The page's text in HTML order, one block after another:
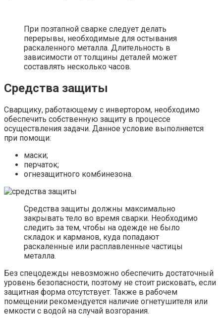
При поэтапной сварке следует делать
перерывы, необходимые для остывания
раскаленного металла. Длительность в
зависимости от толщины деталей может
составлять несколько часов.
Средства защиты
Сварщику, работающему с инвертором, необходимо
обеспечить собственную защиту в процессе
осуществления задачи. Данное условие выполняется
при помощи:
маски;
перчаток;
огнезащитного комбинезона.
Средства защиты должны максимально
закрывать тело во время сварки. Необходимо
следить за тем, чтобы на одежде не было
складок и карманов, куда попадают
раскаленные или расплавленные частицы
металла.
Без спецодежды невозможно обеспечить достаточный
уровень безопасности, поэтому не стоит рисковать, если
защитная форма отсутствует. Также в рабочем
помещении рекомендуется наличие огнетушителя или
емкости с водой на случай возгорания.